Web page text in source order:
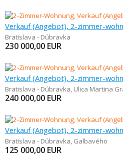
Verkauf (Angebot), 2-zimmer-
Bratislava - Dúbravka
230 000,00 EUR
Verkauf (Angebot), 2-zimmer-
Bratislava - Dúbravka, Ulica Martina
240 000,00 EUR
Verkauf (Angebot), 2-zimmer-
Bratislava - Dúbravka, Galbavého
125 000,00 EUR